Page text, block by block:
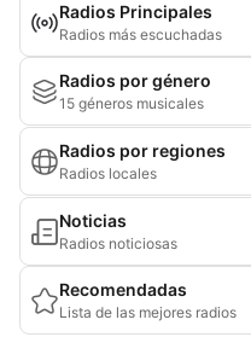
Radios Principales
Radios más escuchadas
Radios por género
15 géneros musicales
Radios por regiones
Radios locales
Noticias
Radios noticiosas
Recomendadas
Lista de las mejores radios